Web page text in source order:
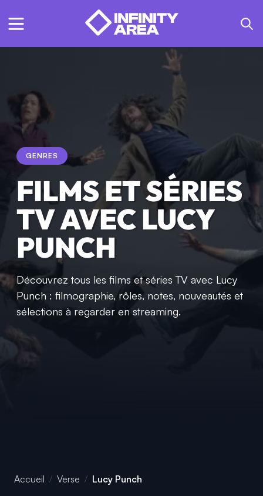
GENRES
FILMS ET SÉRIES
TV AVEC LUCY
PUNCH
Découvrez tous les films et séries TV avec Lucy
Punch : filmographie, rôles, notes, nouveautés et
sélections à regarder en streaming.
Accueil Verse Lucy Punch